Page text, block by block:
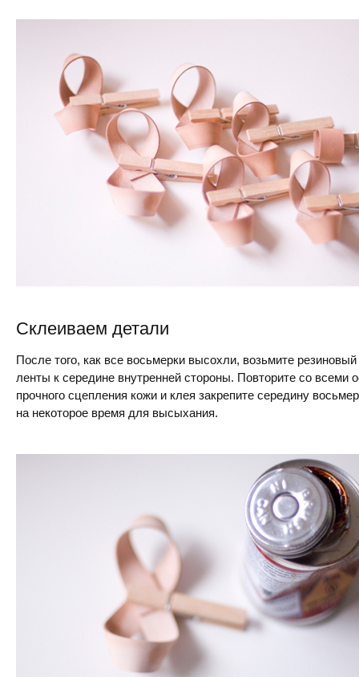
Склеиваем детали
После того, как все восьмерки высохли, возьмите
ленты к середине внутренней стороны. Повторите со всеми
прочного сцепления кожи и клея закрепите середину
на некоторое время для высыхания.